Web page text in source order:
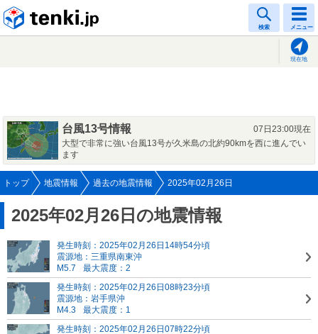
検索 メニュー
現在地
台風13号情報
07日23:00現在
大型で非常に強い台風13号が久米島の北約90kmを西に進んでい
ます
トップ 地震情報 過去の地震情報 2025年02月26日
2025年02月26日の地震情報
発生時刻：2025年02月26日14時54分頃
震源地：三重県南東沖
M5.7
最大震度：2
発生時刻：2025年02月26日08時23分頃
震源地：岩手県沖
M4.3
最大震度：1
発生時刻：2025年02月26日07時22分頃